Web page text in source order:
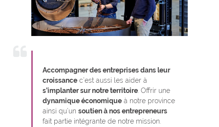
Accompagner des entreprises dans leur
croissance c’est aussi les aider à
s’implanter sur notre territoire. Offrir une
dynamique économique à notre province
ainsi qu’un soutien à nos entrepreneurs
fait partie intégrante de notre mission.